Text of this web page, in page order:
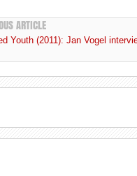
ARTICLE
Youth (2011): Jan Vogel